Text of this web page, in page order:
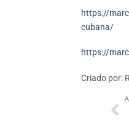
https://
cubana/
https://
Criado por: